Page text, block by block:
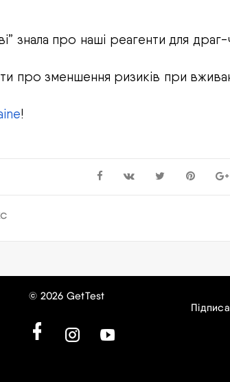
знала про наші реагенти для драг-
про зменшення ризиків при
!
© 2026 GetTest